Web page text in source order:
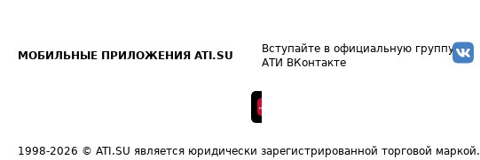
МОБИЛЬНЫЕ ПРИЛОЖЕНИЯ ATI.SU
Вступайте в официальную группу
АТИ ВКонтакте
1998-2026 © ATI.SU является юридически зарегистрированной торговой маркой.